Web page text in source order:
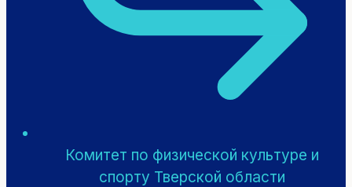
Комитет по физической культуре и
спорту Тверской области